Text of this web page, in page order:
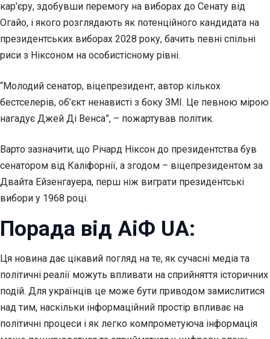
кар’єру, здобувши перемогу на виборах до Сенату від
Огайо, і якого розглядають як потенційного кандидата на
президентських виборах 2028 року, бачить певні спільні
риси з Ніксоном на особистісному рівні.
“Молодий сенатор, віцепрезидент, автор кількох
бестселерів, об’єкт ненависті з боку ЗМІ. Це певною мірою
нагадує Джей Ді Венса”, – пожартував політик.
Варто зазначити, що Річард Ніксон до президентства був
сенатором від Каліфорнії, а згодом – віцепрезидентом за
Двайта Ейзенгауера, перш ніж виграти президентські
вибори у 1968 році.
Порада від АіФ UA:
Ця новина дає цікавий погляд на те, як сучасні медіа та
політичні реалії можуть впливати на сприйняття історичних
подій. Для українців це може бути приводом замислитися
над тим, наскільки інформаційний простір впливає на
політичні процеси і як легко компрометуюча інформація